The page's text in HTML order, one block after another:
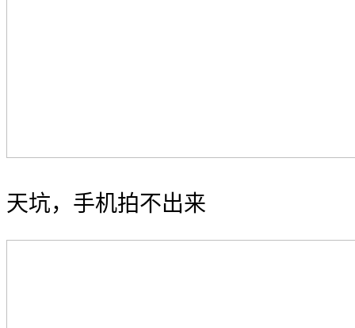
天坑，手机拍不出来